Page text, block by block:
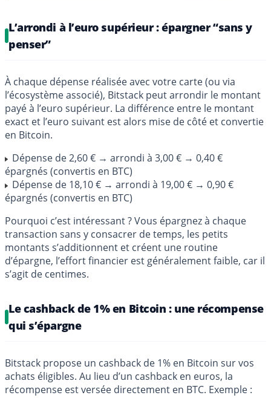
L’arrondi à l’euro supérieur : épargner “sans y
penser”
À chaque dépense réalisée avec votre carte (ou via
l’écosystème associé), Bitstack peut arrondir le montant
payé à l’euro supérieur. La différence entre le montant
exact et l’euro suivant est alors mise de côté et convertie
en Bitcoin.
Dépense de 2,60 € → arrondi à 3,00 € → 0,40 €
épargnés (convertis en BTC)
Dépense de 18,10 € → arrondi à 19,00 € → 0,90 €
épargnés (convertis en BTC)
Pourquoi c’est intéressant ? Vous épargnez à chaque
transaction sans y consacrer de temps, les petits
montants s’additionnent et créent une routine
d’épargne, l’effort financier est généralement faible, car il
s’agit de centimes.
Le cashback de 1% en Bitcoin : une récompense
qui s’épargne
Bitstack propose un cashback de 1% en Bitcoin sur vos
achats éligibles. Au lieu d’un cashback en euros, la
récompense est versée directement en BTC. Exemple :